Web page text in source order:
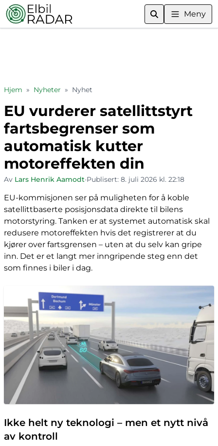
Meny
Hjem » Nyheter » Nyhet
EU vurderer satellittstyrt
fartsbegrenser som
automatisk kutter
motoreffekten din
Av Lars Henrik Aamodt•Publisert: 8. juli 2026 kl. 22:18
EU-kommisjonen ser på muligheten for å koble
satellittbaserte posisjonsdata direkte til bilens
motorstyring. Tanken er at systemet automatisk skal
redusere motoreffekten hvis det registrerer at du
kjører over fartsgrensen – uten at du selv kan gripe
inn. Det er et langt mer inngripende steg enn det
som finnes i biler i dag.
Ikke helt ny teknologi – men et nytt nivå
av kontroll